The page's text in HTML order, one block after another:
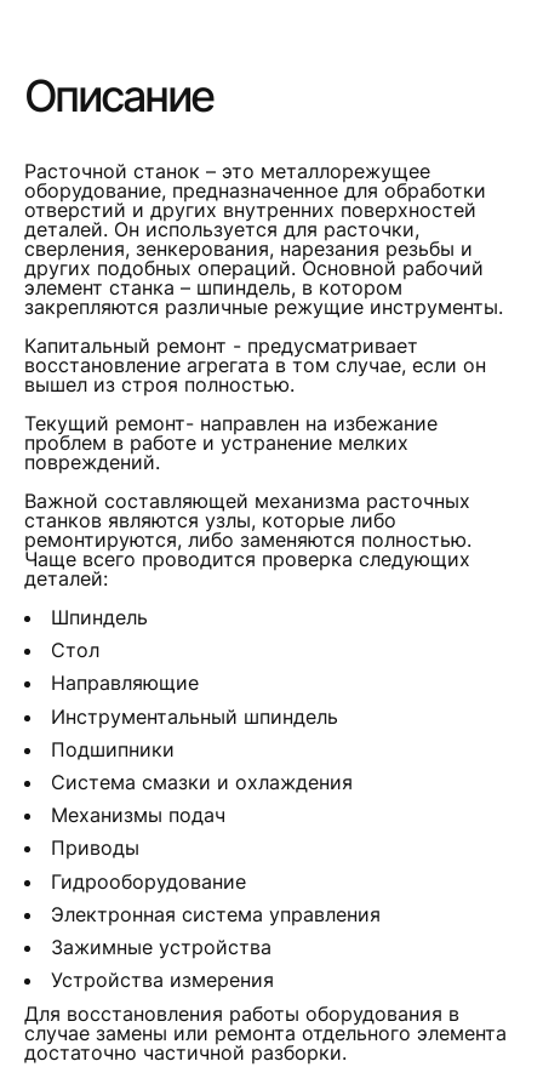
Описание
Расточной станок – это металлорежущее
оборудование, предназначенное для обработки
отверстий и других внутренних поверхностей
деталей. Он используется для расточки,
сверления, зенкерования, нарезания резьбы и
других подобных операций. Основной рабочий
элемент станка – шпиндель, в котором
закрепляются различные режущие инструменты.
Капитальный ремонт - предусматривает
восстановление агрегата в том случае, если он
вышел из строя полностью.
Текущий ремонт- направлен на избежание
проблем в работе и устранение мелких
повреждений.
Важной составляющей механизма расточных
станков являются узлы, которые либо
ремонтируются, либо заменяются полностью.
Чаще всего проводится проверка следующих
деталей:
Шпиндель
Стол
Направляющие
Инструментальный шпиндель
Подшипники
Система смазки и охлаждения
Механизмы подач
Приводы
Гидрооборудование
Электронная система управления
Зажимные устройства
Устройства измерения
Для восстановления работы оборудования в
случае замены или ремонта отдельного элемента
достаточно частичной разборки.